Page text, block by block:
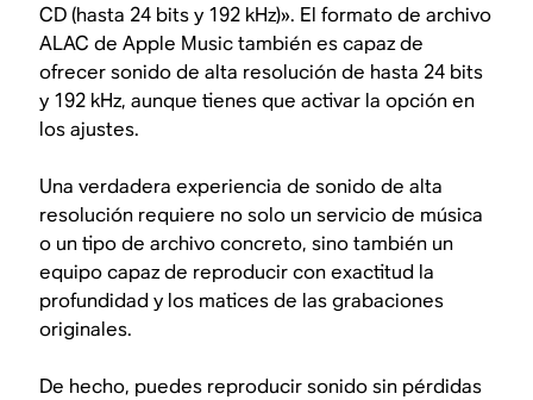
CD (hasta 24 bits y 192 kHz)». El formato de archivo
ALAC de Apple Music también es capaz de
ofrecer sonido de alta resolución de hasta 24 bits
y 192 kHz, aunque tienes que activar la opción en
los ajustes.
Una verdadera experiencia de sonido de alta
resolución requiere no solo un servicio de música
o un tipo de archivo concreto, sino también un
equipo capaz de reproducir con exactitud la
profundidad y los matices de las grabaciones
originales.
De hecho, puedes reproducir sonido sin pérdidas